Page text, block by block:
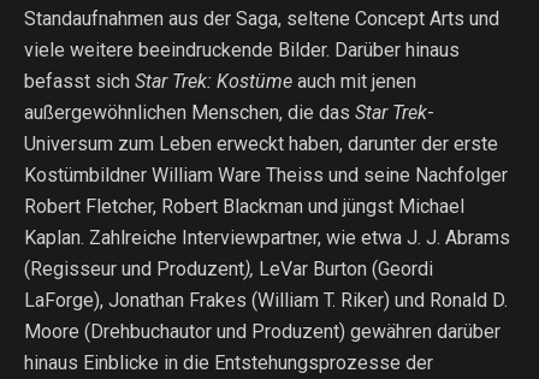
Standaufnahmen aus der Saga, seltene Concept Arts und
viele weitere beeindruckende Bilder. Darüber hinaus
befasst sich Star Trek: Kostüme auch mit jenen
außergewöhnlichen Menschen, die das Star Trek-
Universum zum Leben erweckt haben, darunter der erste
Kostümbildner William Ware Theiss und seine Nachfolger
Robert Fletcher, Robert Blackman und jüngst Michael
Kaplan. Zahlreiche Interviewpartner, wie etwa J. J. Abrams
(Regisseur und Produzent), LeVar Burton (Geordi
LaForge), Jonathan Frakes (William T. Riker) und Ronald D.
Moore (Drehbuchautor und Produzent) gewähren darüber
hinaus Einblicke in die Entstehungsprozesse der